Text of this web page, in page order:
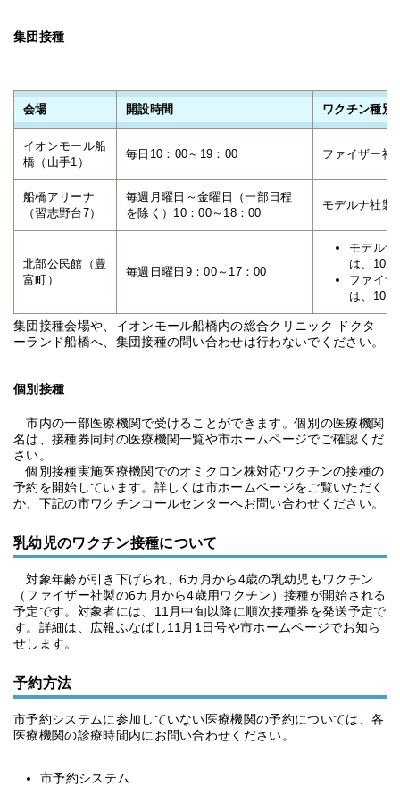
集団接種
会場 開設時間 ワクチン種別
イオンモール船
橋（山手1）
毎日10：00～19：00 ファイザー社
船橋アリーナ
（習志野台7）
毎週月曜日～金曜日（一部日程
を除く）10：00～18：00
モデルナ社製
北部公民館（豊
富町）
毎週日曜日9：00～17：00
モデル
は、10
ファイ
は、10
集団接種会場や、イオンモール船橋内の総合クリニック ドクタ
ーランド船橋へ、集団接種の問い合わせは行わないでください。
個別接種
市内の一部医療機関で受けることができます。個別の医療機関
名は、接種券同封の医療機関一覧や市ホームページでご確認くだ
さい。
個別接種実施医療機関でのオミクロン株対応ワクチンの接種の
予約を開始しています。詳しくは市ホームページをご覧いただく
か、下記の市ワクチンコールセンターへお問い合わせください。
乳幼児のワクチン接種について
対象年齢が引き下げられ、6カ月から4歳の乳幼児もワクチン
（ファイザー社製の6カ月から4歳用ワクチン）接種が開始される
予定です。対象者には、11月中旬以降に順次接種券を発送予定で
す。詳細は、広報ふなばし11月1日号や市ホームページでお知ら
せします。
予約方法
市予約システムに参加していない医療機関の予約については、各
医療機関の診療時間内にお問い合わせください。
市予約システム